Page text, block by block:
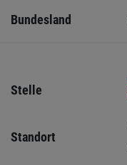
Bundesland
Stelle
Standort